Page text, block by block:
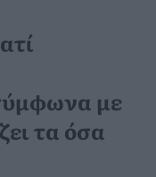
με
τα όσα